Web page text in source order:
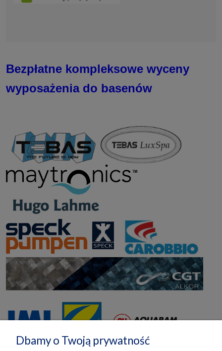
Bezpłatne kompleksowe wyceny
wyposażenia do basenów
Dbamy o Twoją prywatność